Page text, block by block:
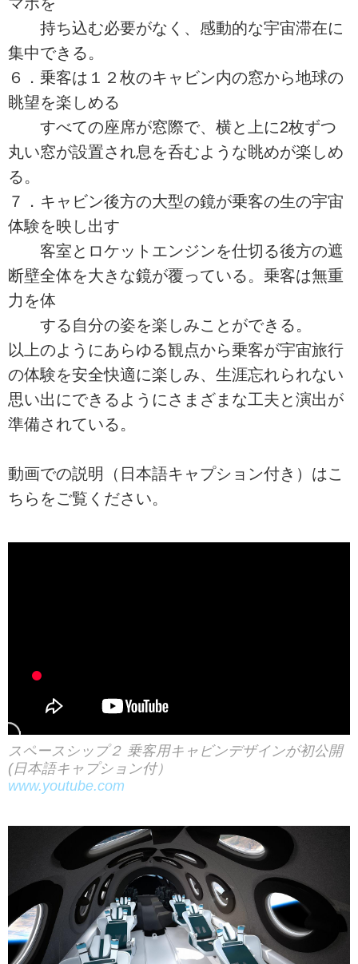
持ち込む必要がなく、感動的な宇宙滞在に
集中できる。
６．乗客は１２枚のキャビン内の窓から地球の
眺望を楽しめる
すべての座席が窓際で、横と上に2枚ずつ
丸い窓が設置され息を呑むような眺めが楽しめ
る。
７．キャビン後方の大型の鏡が乗客の生の宇宙
体験を映し出す
客室とロケットエンジンを仕切る後方の遮
断壁全体を大きな鏡が覆っている。乗客は無重
力を体
する自分の姿を楽しみことができる。
以上のようにあらゆる観点から乗客が宇宙旅行
の体験を安全快適に楽しみ、生涯忘れられない
思い出にできるようにさまざまな工夫と演出が
準備されている。
動画での説明（日本語キャプション付き）はこ
ちらをご覧ください。
スペースシップ２ 乗客用キャビンデザインが初公開
(日本語キャプション付）
www.youtube.com